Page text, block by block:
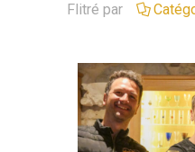
Flitré par